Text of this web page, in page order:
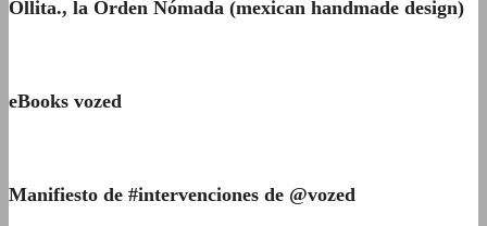
Ollita., la Orden Nómada (mexican handmade design)
eBooks vozed
Manifiesto de #intervenciones de @vozed